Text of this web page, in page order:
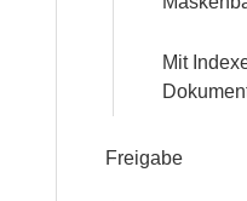
Mit
Freigabe